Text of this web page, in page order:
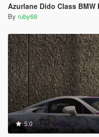
Azurlane Dido Class
By ruby69
5.0